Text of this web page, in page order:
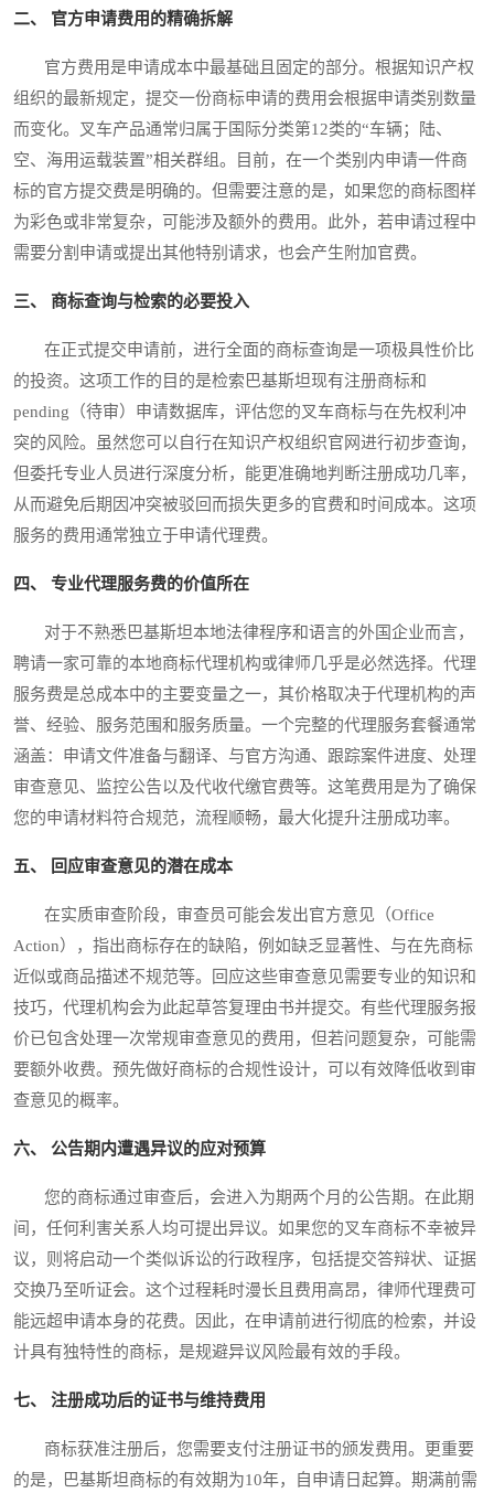
二、 官方申请费用的精确拆解
官方费用是申请成本中最基础且固定的部分。根据知识产权
组织的最新规定，提交一份商标申请的费用会根据申请类别数量
而变化。叉车产品通常归属于国际分类第12类的“车辆；陆、
空、海用运载装置”相关群组。目前，在一个类别内申请一件商
标的官方提交费是明确的。但需要注意的是，如果您的商标图样
为彩色或非常复杂，可能涉及额外的费用。此外，若申请过程中
需要分割申请或提出其他特别请求，也会产生附加官费。
三、 商标查询与检索的必要投入
在正式提交申请前，进行全面的商标查询是一项极具性价比
的投资。这项工作的目的是检索巴基斯坦现有注册商标和
pending（待审）申请数据库，评估您的叉车商标与在先权利冲
突的风险。虽然您可以自行在知识产权组织官网进行初步查询，
但委托专业人员进行深度分析，能更准确地判断注册成功几率，
从而避免后期因冲突被驳回而损失更多的官费和时间成本。这项
服务的费用通常独立于申请代理费。
四、 专业代理服务费的价值所在
对于不熟悉巴基斯坦本地法律程序和语言的外国企业而言，
聘请一家可靠的本地商标代理机构或律师几乎是必然选择。代理
服务费是总成本中的主要变量之一，其价格取决于代理机构的声
誉、经验、服务范围和服务质量。一个完整的代理服务套餐通常
涵盖：申请文件准备与翻译、与官方沟通、跟踪案件进度、处理
审查意见、监控公告以及代收代缴官费等。这笔费用是为了确保
您的申请材料符合规范，流程顺畅，最大化提升注册成功率。
五、 回应审查意见的潜在成本
在实质审查阶段，审查员可能会发出官方意见（Office
Action），指出商标存在的缺陷，例如缺乏显著性、与在先商标
近似或商品描述不规范等。回应这些审查意见需要专业的知识和
技巧，代理机构会为此起草答复理由书并提交。有些代理服务报
价已包含处理一次常规审查意见的费用，但若问题复杂，可能需
要额外收费。预先做好商标的合规性设计，可以有效降低收到审
查意见的概率。
六、 公告期内遭遇异议的应对预算
您的商标通过审查后，会进入为期两个月的公告期。在此期
间，任何利害关系人均可提出异议。如果您的叉车商标不幸被异
议，则将启动一个类似诉讼的行政程序，包括提交答辩状、证据
交换乃至听证会。这个过程耗时漫长且费用高昂，律师代理费可
能远超申请本身的花费。因此，在申请前进行彻底的检索，并设
计具有独特性的商标，是规避异议风险最有效的手段。
七、 注册成功后的证书与维持费用
商标获准注册后，您需要支付注册证书的颁发费用。更重要
的是，巴基斯坦商标的有效期为10年，自申请日起算。期满前需